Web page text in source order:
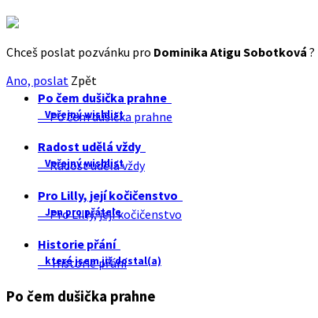
Chceš poslat pozvánku pro Dominika Atigu Sobotková ?
Ano, poslat Zpět
Po čem dušička prahne
Veřejný wishlist
Po čem dušička prahne
Radost udělá vždy
Veřejný wishlist
Radost udělá vždy
Pro Lilly, její kočičenstvo
Jen pro přátele
Pro Lilly, její kočičenstvo
Historie přání
které jsem již dostal(a)
Historie přání
Po čem dušička prahne